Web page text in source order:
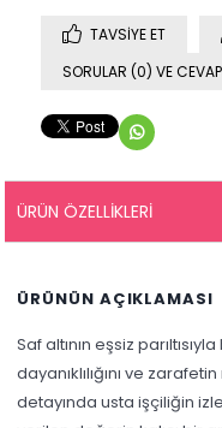
TAVSIYE ET
SORULAR (0) VE
ÜRÜN ÖZELLIKLERI
ÜRÜNÜN AÇIKLAMASI
Saf altının eşsiz
dayanıklılığını ve
detayında usta işçiliğin